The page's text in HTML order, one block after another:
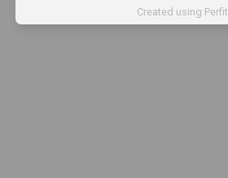
Created using Perfit